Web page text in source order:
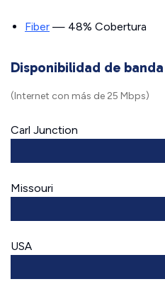
Fiber — 48% Cobertura
Disponibilidad de
(Internet con más de 25 Mbps)
Carl Junction
Missouri
USA